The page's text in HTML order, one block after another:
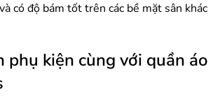
có độ bám tốt trên các bề mặt sân khác
phụ kiện cùng với quần áo